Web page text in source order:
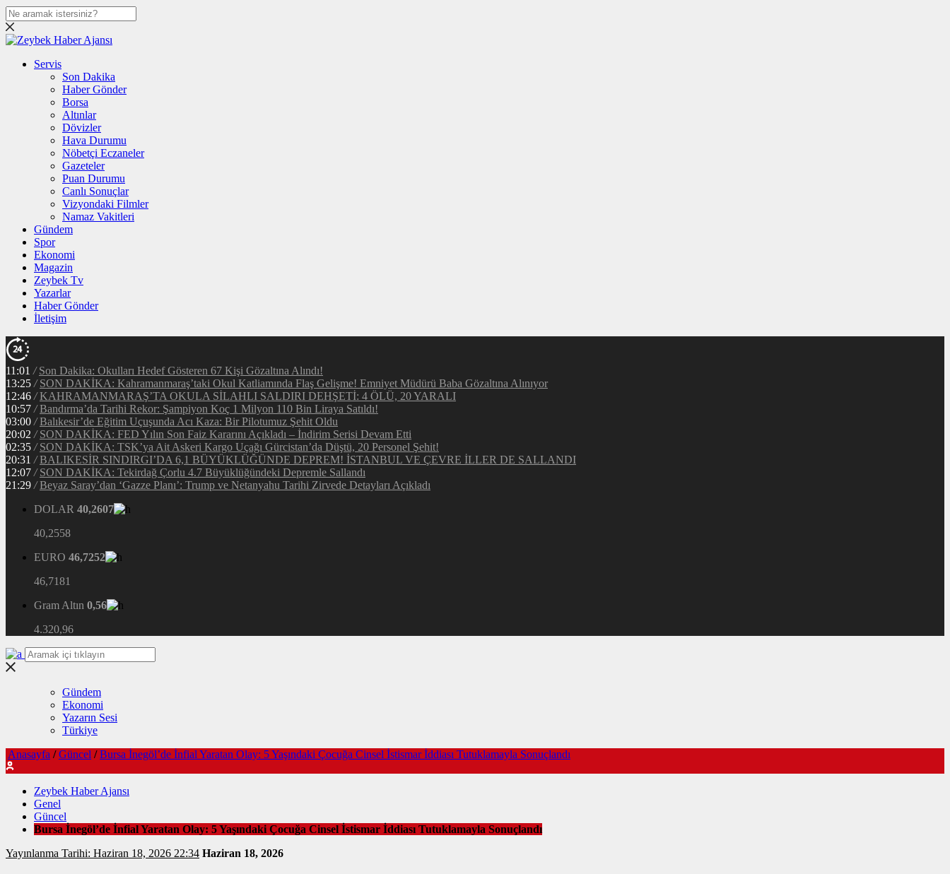
Servis
Son Dakika
Haber Gönder
Borsa
Altınlar
Dövizler
Hava Durumu
Nöbetçi Eczaneler
Gazeteler
Puan Durumu
Canlı Sonuçlar
Vizyondaki Filmler
Namaz Vakitleri
Gündem
Spor
Ekonomi
Magazin
Zeybek Tv
Yazarlar
Haber Gönder
İletişim
11:01 / Son Dakika: Okulları Hedef Gösteren 67 Kişi Gözaltına Alındı!
13:25 / SON DAKİKA: Kahramanmaraş’taki Okul Katliamında Flaş Gelişme! Emniyet Müdürü Baba Gözaltına Alınıyor
12:46 / KAHRAMANMARAŞ’TA OKULA SİLAHLI SALDIRI DEHŞETİ: 4 ÖLÜ, 20 YARALI
10:57 / Bandırma’da Tarihi Rekor: Şampiyon Koç 1 Milyon 110 Bin Liraya Satıldı!
03:00 / Balıkesir’de Eğitim Uçuşunda Acı Kaza: Bir Pilotumuz Şehit Oldu
20:02 / SON DAKİKA: FED Yılın Son Faiz Kararını Açıkladı – İndirim Serisi Devam Etti
02:35 / SON DAKİKA: TSK’ya Ait Askeri Kargo Uçağı Gürcistan’da Düştü, 20 Personel Şehit!
20:31 / BALIKESİR SINDIRGI’DA 6,1 BÜYÜKLÜĞÜNDE DEPREM! İSTANBUL VE ÇEVRE İLLER DE SALLANDI
12:07 / SON DAKİKA: Tekirdağ Çorlu 4.7 Büyüklüğündeki Depremle Sallandı
21:29 / Beyaz Saray’dan ‘Gazze Planı’: Trump ve Netanyahu Tarihi Zirvede Detayları Açıkladı
DOLAR 40,2607
40,2558
EURO 46,7252
46,7181
Gram Altın 0,56
4.320,96
Gündem
Ekonomi
Yazarın Sesi
Türkiye
Anasayfa / Güncel / Bursa İnegöl’de İnfial Yaratan Olay: 5 Yaşındaki Çocuğa Cinsel İstismar İddiası Tutuklamayla Sonuçlandı
Zeybek Haber Ajansı
Genel
Güncel
Bursa İnegöl’de İnfial Yaratan Olay: 5 Yaşındaki Çocuğa Cinsel İstismar İddiası Tutuklamayla Sonuçlandı
Yayınlanma Tarihi: Haziran 18, 2026 22:34 Haziran 18, 2026